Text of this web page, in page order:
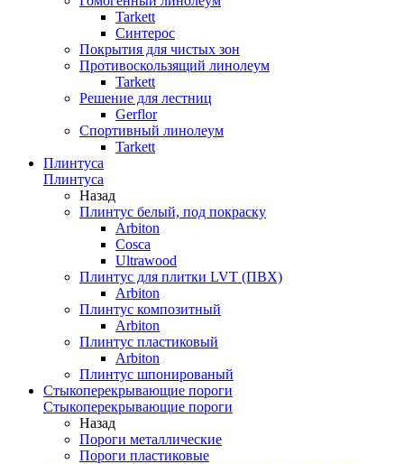
Tarkett
Синтерос
Покрытия для чистых зон
Противоскользящий линолеум
Tarkett
Решение для лестниц
Gerflor
Спортивный линолеум
Tarkett
Плинтуса
Плинтуса
Назад
Плинтус белый, под покраску
Arbiton
Cosca
Ultrawood
Плинтус для плитки LVT (ПВХ)
Arbiton
Плинтус композитный
Arbiton
Плинтус пластиковый
Arbiton
Плинтус шпонированый
Стыкоперекрывающие пороги
Стыкоперекрывающие пороги
Назад
Пороги металлические
Пороги пластиковые